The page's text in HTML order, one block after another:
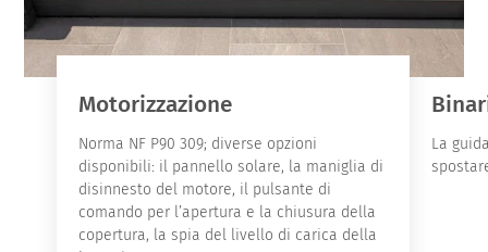
Motorizzazione
Norma NF P90 309; diverse opzioni
disponibili: il pannello solare, la maniglia di
disinnesto del motore, il pulsante di
comando per l’apertura e la chiusura della
copertura, la spia del livello di carica della
La